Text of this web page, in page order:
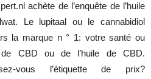
achète de l’enquête de l’huile
Le lupitaal ou le cannabidiol
la marque n ° 1: votre santé ou
CBD ou de l’huile de CBD.
vous l’étiquette de prix?